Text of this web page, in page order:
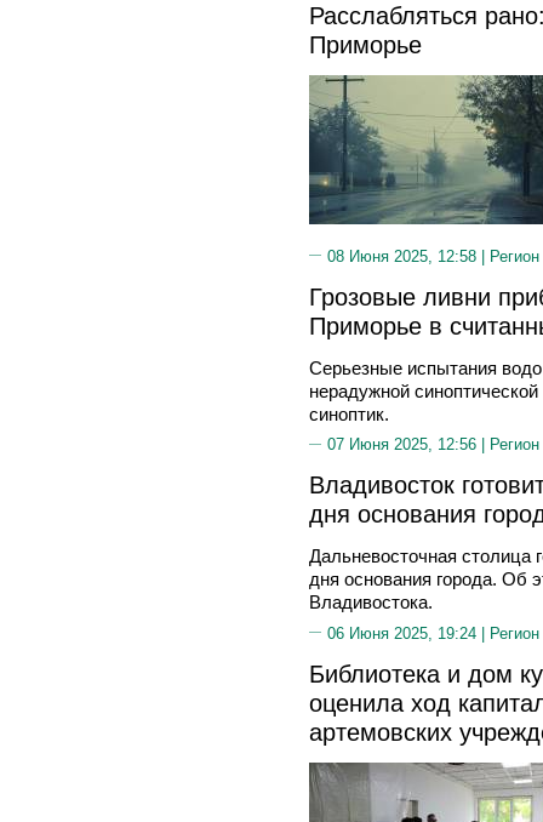
Расслабляться
Приморье
08 Июня 2025, 12:58 |
Грозовые ливни
Приморье в
Серьезные испытания
нерадужной
синоптик.
07 Июня 2025, 12:56 |
Владивосток
дня основания
Дальневосточная столица
дня основания города. Об
Владивостока.
06 Июня 2025, 19:24 |
Библиотека и дом
оценила ход
артемовских